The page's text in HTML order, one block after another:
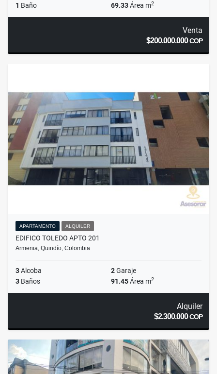
1 Baño 69.33Área m2
Venta
$200.000.000COP
APARTAMENTO ALQUILER
EDIFICO TOLEDO APTO 201
Armenia, Quindío, Colombia
3Alcoba 2Garaje
3 Baños 91.45Área m2
Alquiler
$2.300.000COP